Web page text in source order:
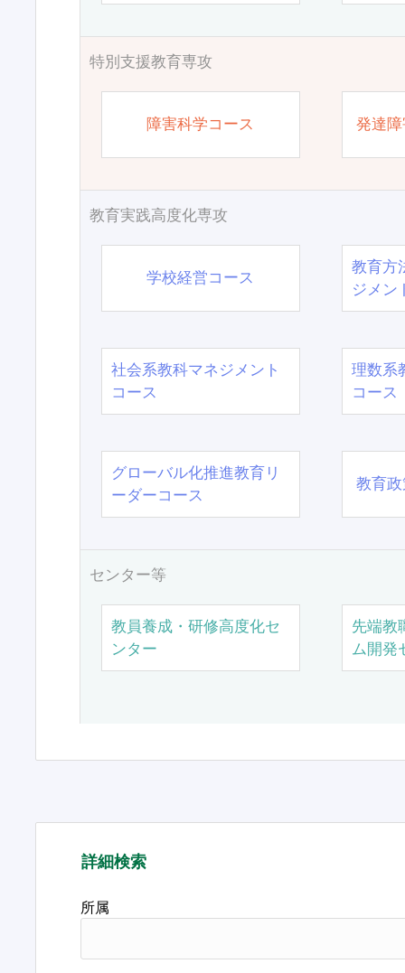
特別支援教育専攻
障害科学コース 発達
教育実践高度化専攻
学校経営コース
教育方
ジメン
社会系教科マネジメント
コース
理数系
コース
グローバル化推進教育リ
ーダーコース
教育
センター等
教員養成・研修高度化セ
ンター
先端教
ム開発
詳細検索
所属